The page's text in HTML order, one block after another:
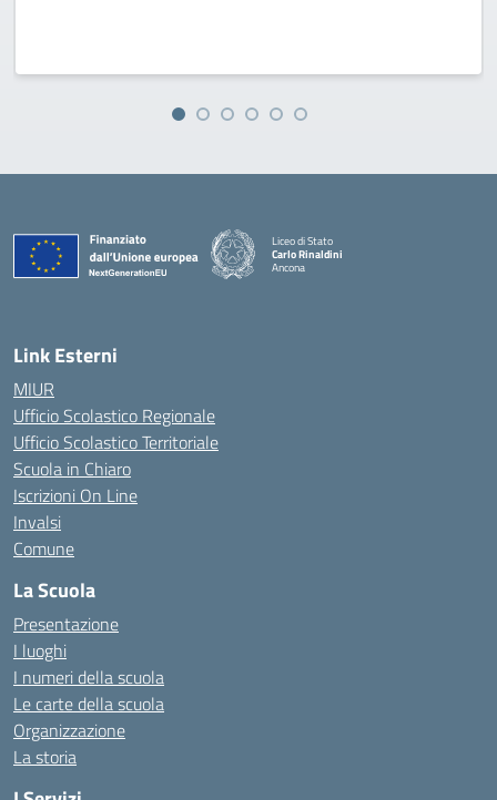
Liceo di Stato
Carlo Rinaldini
Ancona
Link Esterni
MIUR
Ufficio Scolastico Regionale
Ufficio Scolastico Territoriale
Scuola in Chiaro
Iscrizioni On Line
Invalsi
Comune
La Scuola
Presentazione
I luoghi
I numeri della scuola
Le carte della scuola
Organizzazione
La storia